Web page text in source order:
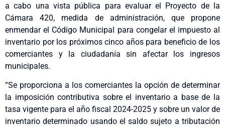
a cabo una vista pública para evaluar el Proyecto de la
Cámara 420, medida de administración, que propone
enmendar el Código Municipal para congelar el impuesto al
inventario por los próximos cinco años para beneficio de los
comerciantes y la ciudadanía sin afectar los ingresos
municipales.
“Se proporciona a los comerciantes la opción de determinar
la imposición contributiva sobre el inventario a base de la
tasa vigente para el año fiscal 2024-2025 y sobre un valor de
inventario determinado usando el saldo sujeto a tributación